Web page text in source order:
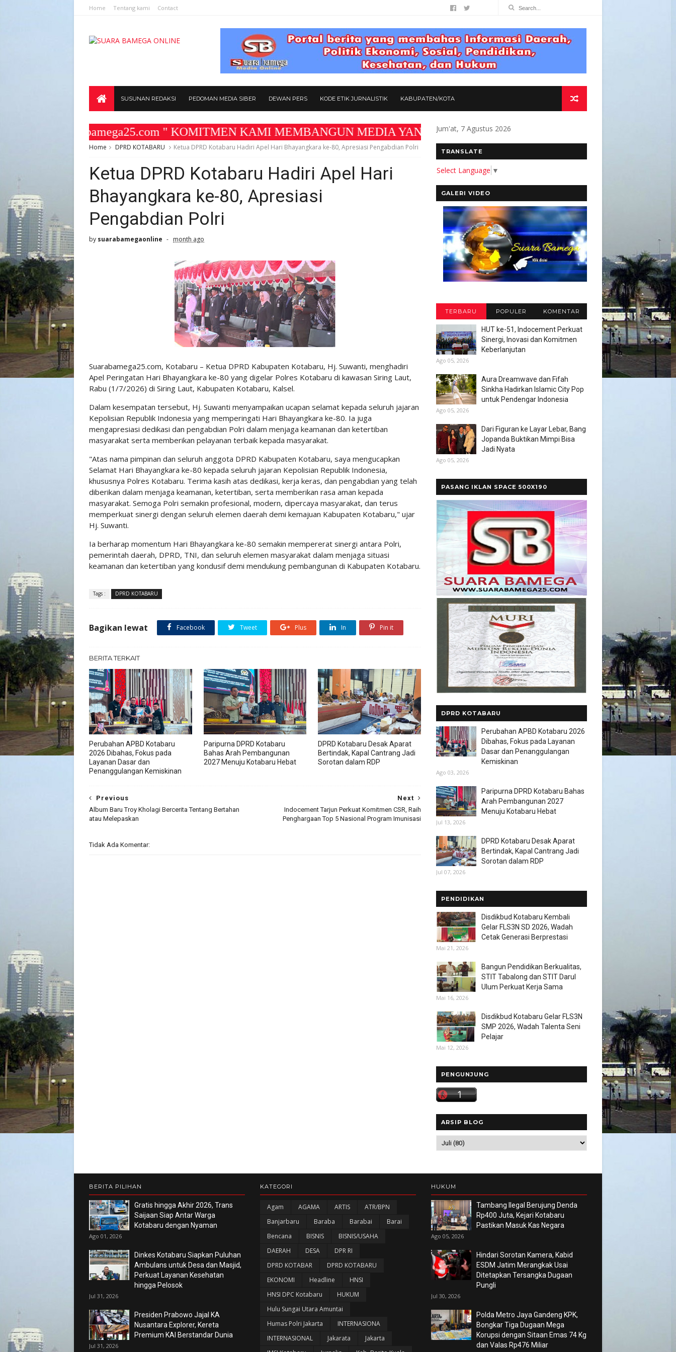
Home Tentang kami Contact
SUSUNAN REDAKSI PEDOMAN MEDIA SIBER DEWAN PERS KODE ETIK JURNALISTIK KABUPATEN/KOTA
" KOMITMEN KAMI MEMBANGUN MEDIA YANG AKURAT DAN BERMANFAAT BAGI MASYARAKAT
Home DPRD KOTABARU Ketua DPRD Kotabaru Hadiri Apel Hari Bhayangkara ke-80, Apresiasi Pengabdian Polri
Ketua DPRD Kotabaru Hadiri Apel Hari
Bhayangkara ke-80, Apresiasi
Pengabdian Polri
by suarabamegaonline month ago
Suarabamega25.com, Kotabaru – Ketua DPRD Kabupaten Kotabaru, Hj. Suwanti, menghadiri
Apel Peringatan Hari Bhayangkara ke-80 yang digelar Polres Kotabaru di kawasan Siring Laut,
Rabu (1/7/2026) di Siring Laut, Kabupaten Kotabaru, Kalsel.
Dalam kesempatan tersebut, Hj. Suwanti menyampaikan ucapan selamat kepada seluruh jajaran
Kepolisian Republik Indonesia yang memperingati Hari Bhayangkara ke-80. Ia juga
mengapresiasi dedikasi dan pengabdian Polri dalam menjaga keamanan dan ketertiban
masyarakat serta memberikan pelayanan terbaik kepada masyarakat.
"Atas nama pimpinan dan seluruh anggota DPRD Kabupaten Kotabaru, saya mengucapkan
Selamat Hari Bhayangkara ke-80 kepada seluruh jajaran Kepolisian Republik Indonesia,
khususnya Polres Kotabaru. Terima kasih atas dedikasi, kerja keras, dan pengabdian yang telah
diberikan dalam menjaga keamanan, ketertiban, serta memberikan rasa aman kepada
masyarakat. Semoga Polri semakin profesional, modern, dipercaya masyarakat, dan terus
memperkuat sinergi dengan seluruh elemen daerah demi kemajuan Kabupaten Kotabaru," ujar
Hj. Suwanti.
Ia berharap momentum Hari Bhayangkara ke-80 semakin mempererat sinergi antara Polri,
pemerintah daerah, DPRD, TNI, dan seluruh elemen masyarakat dalam menjaga situasi
keamanan dan ketertiban yang kondusif demi mendukung pembangunan di Kabupaten Kotabaru.
Tags : DPRD KOTABARU
Bagikan lewat Facebook Tweet Plus In Pin it
BERITA TERKAIT
Perubahan APBD Kotabaru
2026 Dibahas, Fokus pada
Layanan Dasar dan
Penanggulangan Kemiskinan
Paripurna DPRD Kotabaru
Bahas Arah Pembangunan
2027 Menuju Kotabaru Hebat
DPRD Kotabaru Desak Aparat
Bertindak, Kapal Cantrang Jadi
Sorotan dalam RDP
Next
Indocement Tarjun Perkuat Komitmen CSR, Raih
Penghargaan Top 5 Nasional Program Imunisasi
Previous
Album Baru Troy Kholagi Bercerita Tentang Bertahan
atau Melepaskan
Tidak Ada Komentar:
Jum'at, 7 Agustus 2026
TRANSLATE
Select Language ▼
GALERI VIDEO
TERBARU POPULER KOMENTAR
HUT ke-51, Indocement Perkuat
Sinergi, Inovasi dan Komitmen
Keberlanjutan
Ago 05, 2026
Aura Dreamwave dan Fifah
Sinkha Hadirkan Islamic City Pop
untuk Pendengar Indonesia
Ago 05, 2026
Dari Figuran ke Layar Lebar, Bang
Jopanda Buktikan Mimpi Bisa
Jadi Nyata
Ago 05, 2026
PASANG IKLAN SPACE 500X190
DPRD KOTABARU
Perubahan APBD Kotabaru 2026
Dibahas, Fokus pada Layanan
Dasar dan Penanggulangan
Kemiskinan
Ago 03, 2026
Paripurna DPRD Kotabaru Bahas
Arah Pembangunan 2027
Menuju Kotabaru Hebat
Jul 13, 2026
DPRD Kotabaru Desak Aparat
Bertindak, Kapal Cantrang Jadi
Sorotan dalam RDP
Jul 07, 2026
PENDIDIKAN
Disdikbud Kotabaru Kembali
Gelar FLS3N SD 2026, Wadah
Cetak Generasi Berprestasi
Mai 21, 2026
Bangun Pendidikan Berkualitas,
STIT Tabalong dan STIT Darul
Ulum Perkuat Kerja Sama
Mai 16, 2026
Disdikbud Kotabaru Gelar FLS3N
SMP 2026, Wadah Talenta Seni
Pelajar
Mai 12, 2026
PENGUNJUNG
ARSIP BLOG
BERITA PILIHAN
Gratis hingga Akhir 2026, Trans
Saijaan Siap Antar Warga
Kotabaru dengan Nyaman
Ago 01, 2026
Dinkes Kotabaru Siapkan Puluhan
Ambulans untuk Desa dan Masjid,
Perkuat Layanan Kesehatan
hingga Pelosok
Jul 31, 2026
Presiden Prabowo Jajal KA
Nusantara Explorer, Kereta
Premium KAI Berstandar Dunia
Jul 31, 2026
KATEGORI
Agam AGAMA ARTIS
ATR/BPN
Banjarbaru
Baraba Barabai
Barai
Bencana
BISNIS
BISNIS/USAHA
DAERAH
DESA
DPR RI
DPRD KOTABAR
DPRD KOTABARU
EKONOMI
Headline
HNSI
HNSI DPC Kotabaru
HUKUM
Hulu Sungai Utara Amuntai
Humas Polri Jakarta
INTERNASIONA
INTERNASIONAL
Jakarata
Jakarta
HUKUM
Tambang Ilegal Berujung Denda
Rp400 Juta, Kejari Kotabaru
Pastikan Masuk Kas Negara
Ago 05, 2026
Hindari Sorotan Kamera, Kabid
ESDM Jatim Merangkak Usai
Ditetapkan Tersangka Dugaan
Pungli
Jul 30, 2026
Polda Metro Jaya Gandeng KPK,
Bongkar Tiga Dugaan Mega
Korupsi dengan Sitaan Emas 74 Kg
dan Valas Rp476 Miliar